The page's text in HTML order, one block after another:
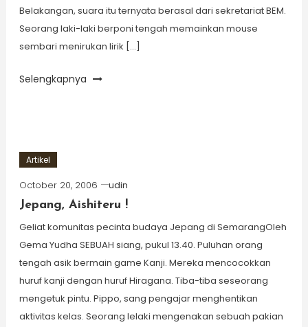
Belakangan, suara itu ternyata berasal dari sekretariat BEM.
Seorang laki-laki berponi tengah memainkan mouse
sembari menirukan lirik […]
Selengkapnya
Artikel
October 20, 2006
udin
Jepang, Aishiteru !
Geliat komunitas pecinta budaya Jepang di SemarangOleh
Gema Yudha SEBUAH siang, pukul 13.40. Puluhan orang
tengah asik bermain game Kanji. Mereka mencocokkan
huruf kanji dengan huruf Hiragana. Tiba-tiba seseorang
mengetuk pintu. Pippo, sang pengajar menghentikan
aktivitas kelas. Seorang lelaki mengenakan sebuah pakian